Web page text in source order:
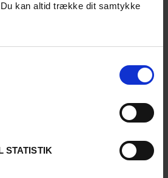
kan altid trække dit samtykke
STATISTIK